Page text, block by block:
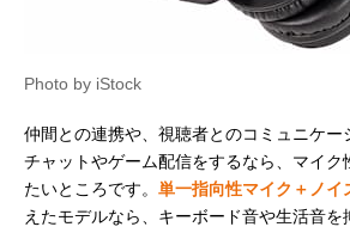
Photo by iStock
仲間との連携や、視聴者とのコミュニケー
チャットやゲーム配信をするなら、マイク
たいところです。 単一指向性マイク＋ノイ
えたモデルなら、キーボード音や生活音